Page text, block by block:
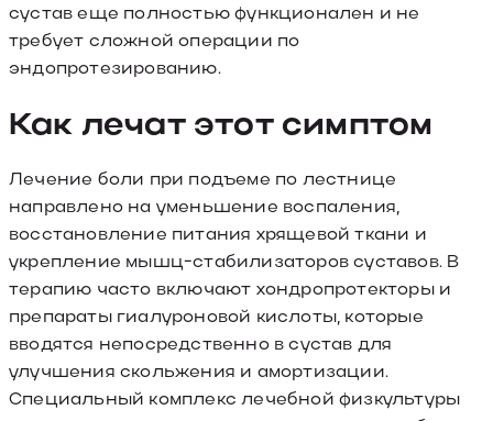
сустав еще полностью функционален и не
требует сложной операции по
эндопротезированию.
Как лечат этот симптом
Лечение боли при подъеме по лестнице
направлено на уменьшение воспаления,
восстановление питания хрящевой ткани и
укрепление мышц-стабилизаторов суставов. В
терапию часто включают хондропротекторы и
препараты гиалуроновой кислоты, которые
вводятся непосредственно в сустав для
улучшения скольжения и амортизации.
Специальный комплекс лечебной физкультуры